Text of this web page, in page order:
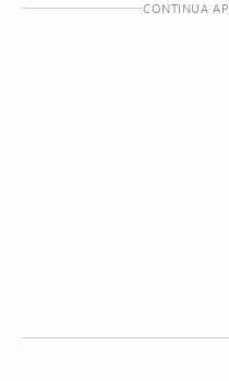
CONTINUA